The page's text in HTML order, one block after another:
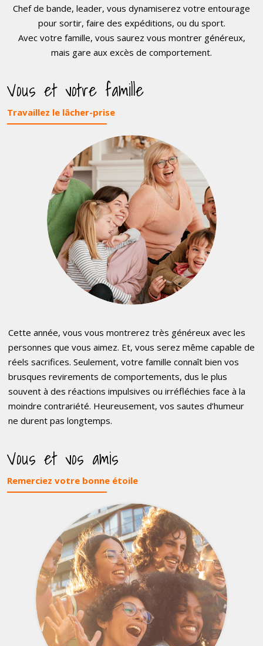
Chef de bande, leader, vous dynamiserez votre entourage
pour sortir, faire des expéditions, ou du sport.
Avec votre famille, vous saurez vous montrer généreux,
mais gare aux excès de comportement.
Vous et votre famille
Travaillez le lâcher-prise
Cette année, vous vous montrerez très généreux avec les
personnes que vous aimez. Et, vous serez même capable de
réels sacrifices. Seulement, votre famille connaît bien vos
brusques revirements de comportements, dus le plus
souvent à des réactions impulsives ou irréfléchies face à la
moindre contrariété. Heureusement, vos sautes d’humeur
ne durent pas longtemps.
Vous et vos amis
Remerciez votre bonne étoile